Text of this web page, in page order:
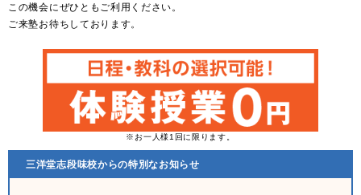
この機会にぜひともご利用ください。
ご来塾お待ちしております。
※お一人様1回に限ります。
三洋堂志段味校からの特別なお知らせ